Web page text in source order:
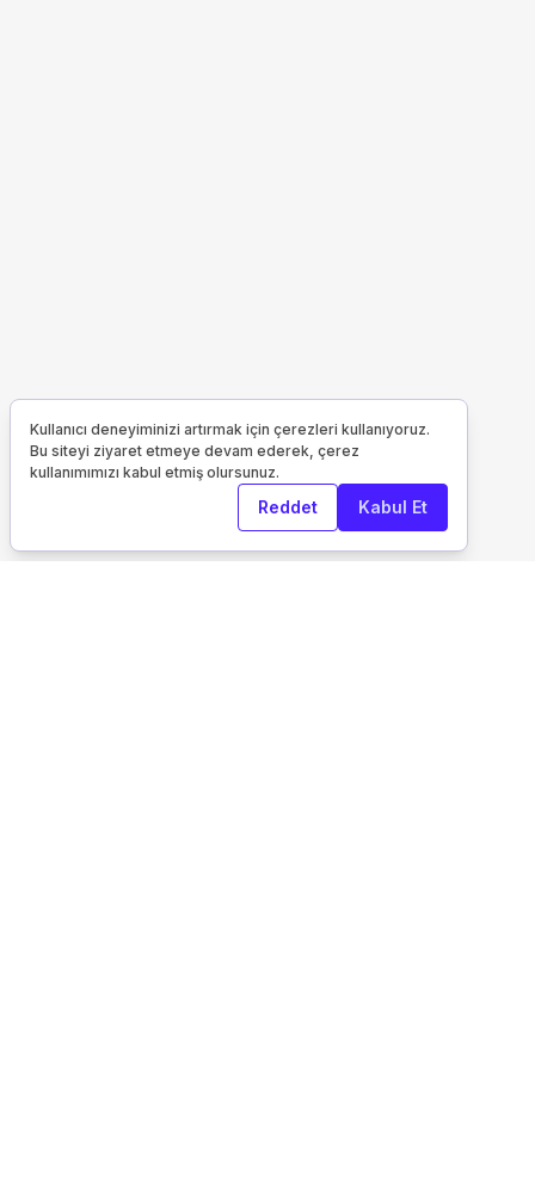
Kullanıcı deneyiminizi artırmak için çerezleri kullanıyoruz.
Bu siteyi ziyaret etmeye devam ederek, çerez
kullanımımızı kabul etmiş olursunuz.
Reddet Kabul Et